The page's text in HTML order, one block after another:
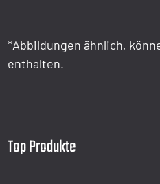
*Abbildungen ähnlich,
enthalten.
Top Produkte